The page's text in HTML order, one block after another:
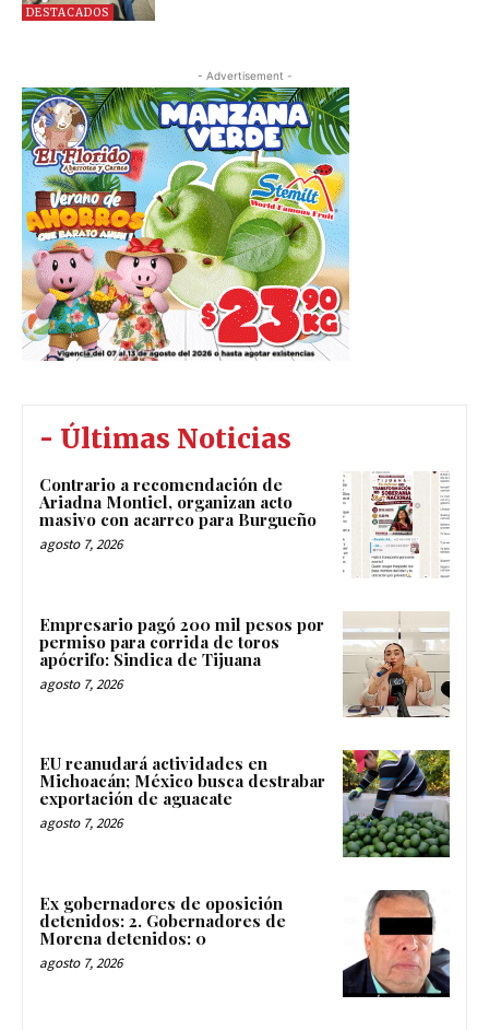
DESTACADOS
- Advertisement -
- Últimas Noticias
Contrario a recomendación de
Ariadna Montiel, organizan acto
masivo con acarreo para Burgueño
agosto 7, 2026
Empresario pagó 200 mil pesos por
permiso para corrida de toros
apócrifo: Sindica de Tijuana
agosto 7, 2026
EU reanudará actividades en
Michoacán; México busca destrabar
exportación de aguacate
agosto 7, 2026
Ex gobernadores de oposición
detenidos: 2. Gobernadores de
Morena detenidos: 0
agosto 7, 2026